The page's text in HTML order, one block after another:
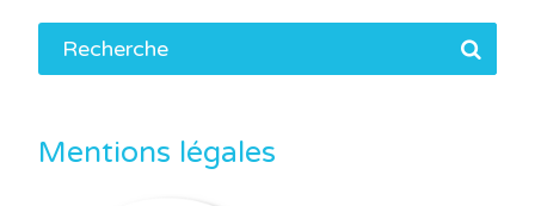
Mentions légales